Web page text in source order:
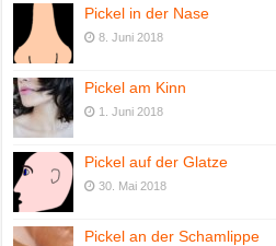
Pickel in der Nase
8. Juni 2018
Pickel am Kinn
1. Juni 2018
Pickel auf der Glatze
30. Mai 2018
Pickel an der Schamlippe